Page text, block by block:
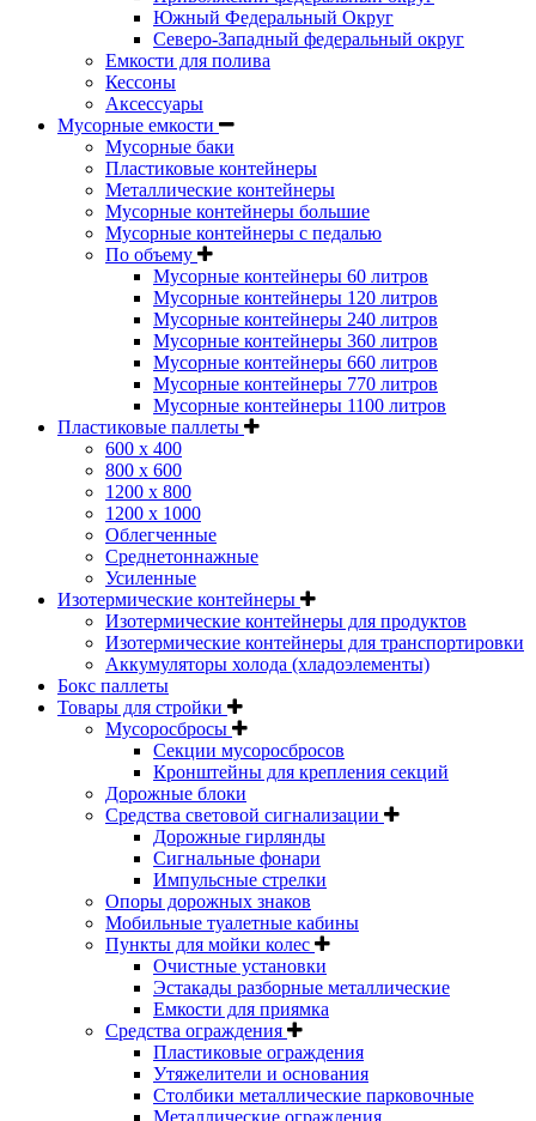
Южный Федеральный Округ
Северо-Западный федеральный округ
Емкости для полива
Кессоны
Аксессуары
Мусорные емкости
Мусорные баки
Пластиковые контейнеры
Металлические контейнеры
Мусорные контейнеры большие
Мусорные контейнеры с педалью
По объему
Мусорные контейнеры 60 литров
Мусорные контейнеры 120 литров
Мусорные контейнеры 240 литров
Мусорные контейнеры 360 литров
Мусорные контейнеры 660 литров
Мусорные контейнеры 770 литров
Мусорные контейнеры 1100 литров
Пластиковые паллеты
600 х 400
800 х 600
1200 х 800
1200 х 1000
Облегченные
Среднетоннажные
Усиленные
Изотермические контейнеры
Изотермические контейнеры для продуктов
Изотермические контейнеры для транспортировки
Аккумуляторы холода (хладоэлементы)
Бокс паллеты
Товары для стройки
Мусоросбросы
Секции мусоросбросов
Кронштейны для крепления секций
Дорожные блоки
Средства световой сигнализации
Дорожные гирлянды
Сигнальные фонари
Импульсные стрелки
Опоры дорожных знаков
Мобильные туалетные кабины
Пункты для мойки колес
Очистные установки
Эстакады разборные металлические
Емкости для приямка
Средства ограждения
Пластиковые ограждения
Утяжелители и основания
Столбики металлические парковочные